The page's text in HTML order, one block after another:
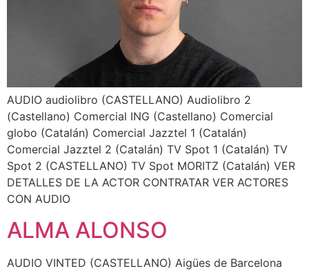
AUDIO audiolibro (CASTELLANO) Audiolibro 2
(Castellano) Comercial ING (Castellano) Comercial
globo (Catalán) Comercial Jazztel 1 (Catalán)
Comercial Jazztel 2 (Catalán) TV Spot 1 (Catalán) TV
Spot 2 (CASTELLANO) TV Spot MORITZ (Catalán) VER
DETALLES DE LA ACTOR CONTRATAR VER ACTORES
CON AUDIO
ALMA ALONSO
AUDIO VINTED (CASTELLANO) Aigües de Barcelona